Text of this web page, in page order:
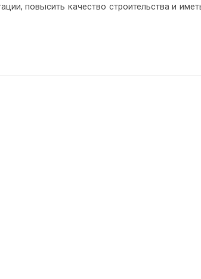
повысить качество строительства и